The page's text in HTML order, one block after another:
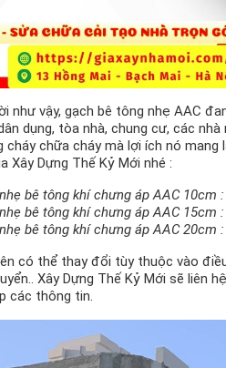
như vậy, gạch bê tông nhẹ AAC
dụng, tòa nhà, chung cư, các
chữa cháy mà lợi ích nó mang
Xây Dựng Thế Kỷ Mới nhé :
bê tông khí chưng áp AAC 10cm :
bê tông khí chưng áp AAC 15cm :
bê tông khí chưng áp AAC 20cm :
có thể thay đổi tùy thuộc vào
Xây Dựng Thế Kỷ Mới sẽ liên
các thông tin.